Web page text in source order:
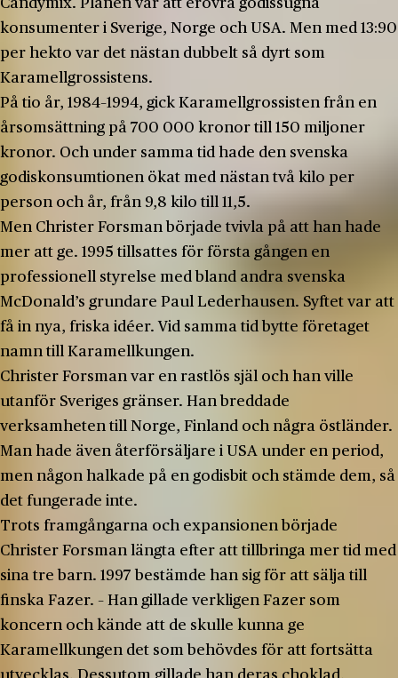
Candymix. Planen var att erövra godissugna
konsumenter i Sverige, Norge och USA. Men med 13:90
per hekto var det nästan dubbelt så dyrt som
Karamellgrossistens.
På tio år, 1984–1994, gick Karamellgrossisten från en
årsomsättning på 700 000 kronor till 150 miljoner
kronor. Och under samma tid hade den svenska
godiskonsumtionen ökat med nästan två kilo per
person och år, från 9,8 kilo till 11,5.
Men Christer Forsman började tvivla på att han hade
mer att ge. 1995 tillsattes för första gången en
professionell styrelse med bland andra svenska
McDonald’s grundare Paul Lederhausen. Syftet var att
få in nya, friska idéer. Vid samma tid bytte företaget
namn till Karamellkungen.
Christer Forsman var en rastlös själ och han ville
utanför Sveriges gränser. Han breddade
verksamheten till Norge, Finland och några östländer.
Man hade även återförsäljare i USA under en period,
men någon halkade på en godisbit och stämde dem, så
det fungerade inte.
Trots framgångarna och expansionen började
Christer Forsman längta efter att tillbringa mer tid med
sina tre barn. 1997 bestämde han sig för att sälja till
finska Fazer. – Han gillade verkligen Fazer som
koncern och kände att de skulle kunna ge
Karamellkungen det som behövdes för att fortsätta